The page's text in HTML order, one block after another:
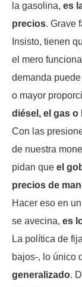
la gasolina, es
precios. Grave
Insisto, tienen
el mero
demanda
o mayor
diésel, el gas o
Con las
de nuestra
pidan que el
precios de
Hacer eso en
se avecina, es
La política de
bajos-, lo único
generalizado.